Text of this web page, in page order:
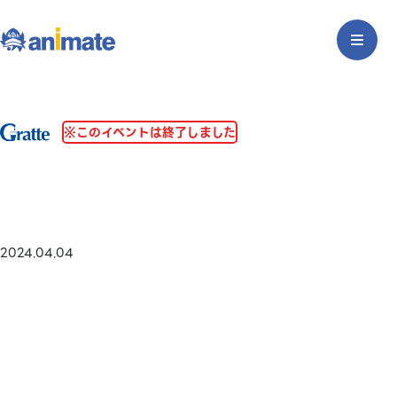
※このイベントは終了しました
2024.04.04